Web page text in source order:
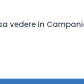
vedere in